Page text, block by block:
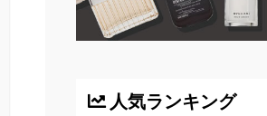
人気ランキング